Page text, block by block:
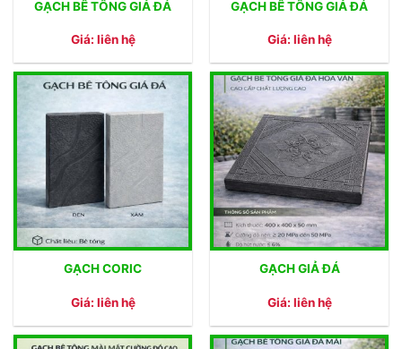
GẠCH BÊ TÔNG GIẢ ĐÁ
Giá: liên hệ
GẠCH BÊ TÔNG GIẢ ĐÁ
Giá: liên hệ
GẠCH CORIC
Giá: liên hệ
GẠCH GIẢ ĐÁ
Giá: liên hệ